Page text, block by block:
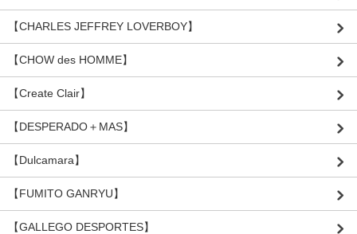
【CHARLES JEFFREY LOVERBOY】
【CHOW des HOMME】
【Create Clair】
【DESPERADO＋MAS】
【Dulcamara】
【FUMITO GANRYU】
【GALLEGO DESPORTES】